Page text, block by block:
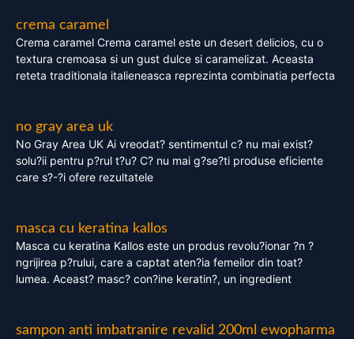
crema caramel
Crema caramel Crema caramel este un desert delicios, cu o
textura cremoasa si un gust dulce si caramelizat. Aceasta
reteta traditionala italieneasca reprezinta combinatia perfecta
no gray area uk
No Gray Area UK Ai vreodat? sentimentul c? nu mai exist?
solu?ii pentru p?rul t?u? C? nu mai g?se?ti produse eficiente
care s?-?i ofere rezultatele
masca cu keratina kallos
Masca cu keratina Kallos este un produs revolu?ionar ?n ?
ngrijirea p?rului, care a captat aten?ia femeilor din toat?
lumea. Aceast? masc? con?ine keratin?, un ingredient
sampon anti imbatranire revalid 200ml ewopharma